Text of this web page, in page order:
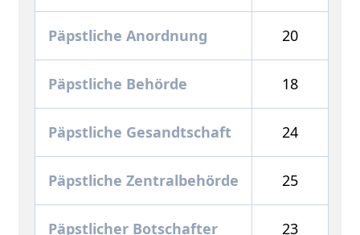
Päpstliche Anordnung 20
Päpstliche Behörde 18
Päpstliche Gesandtschaft 24
Päpstliche Zentralbehörde 25
Päpstlicher Botschafter 23